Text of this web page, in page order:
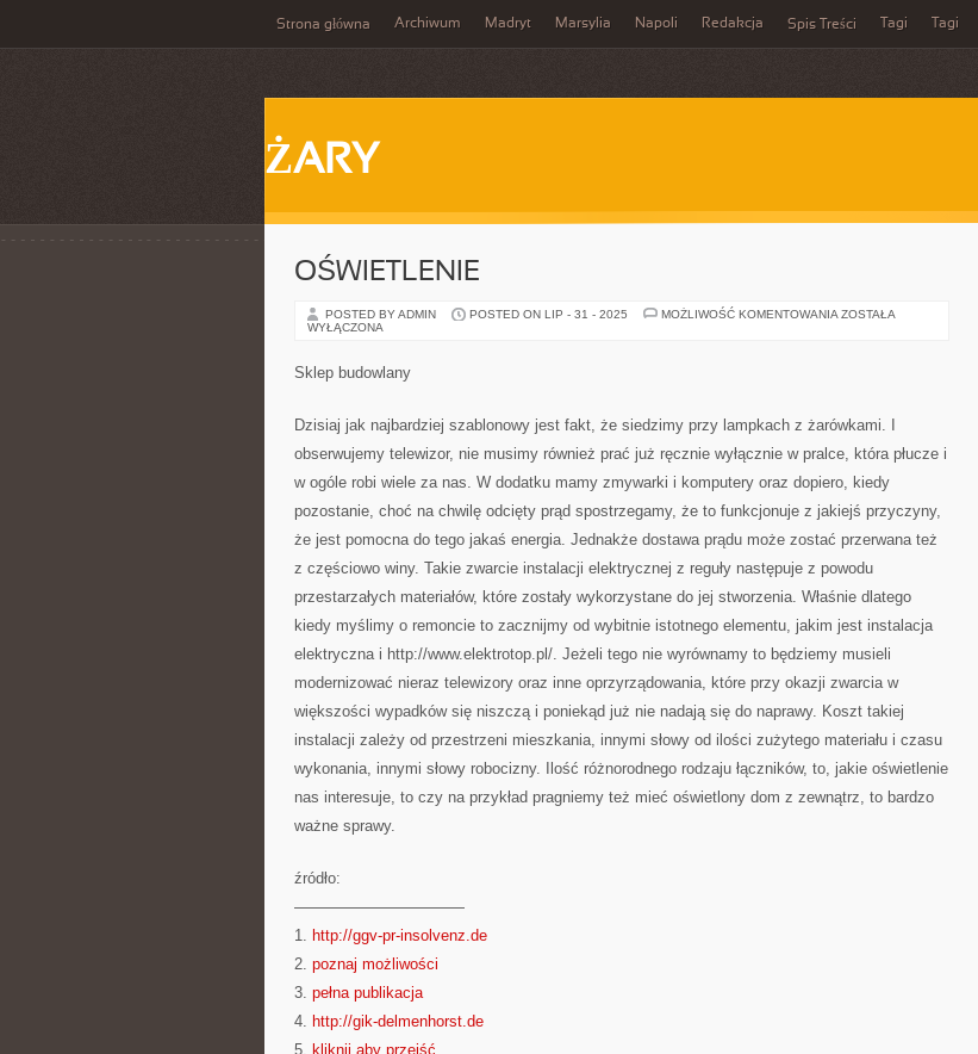
Strona główna Archiwum Madryt Marsylia Napoli Redakcja Spis Treści Tagi Tagi
ŻARY
OŚWIETLENIE
POSTED BY ADMIN POSTED ON LIP - 31 - 2025 MOŻLIWOŚĆ KOMENTOWANIA OŚWIETLENIE
ZOSTAŁA
WYŁĄCZONA
Sklep budowlany
Dzisiaj jak najbardziej szablonowy jest fakt, że siedzimy przy lampkach z żarówkami. I
obserwujemy telewizor, nie musimy również prać już ręcznie wyłącznie w pralce, która płucze i
w ogóle robi wiele za nas. W dodatku mamy zmywarki i komputery oraz dopiero, kiedy
pozostanie, choć na chwilę odcięty prąd spostrzegamy, że to funkcjonuje z jakiejś przyczyny,
że jest pomocna do tego jakaś energia. Jednakże dostawa prądu może zostać przerwana też
z częściowo winy. Takie zwarcie instalacji elektrycznej z reguły następuje z powodu
przestarzałych materiałów, które zostały wykorzystane do jej stworzenia. Właśnie dlatego
kiedy myślimy o remoncie to zacznijmy od wybitnie istotnego elementu, jakim jest instalacja
elektryczna i http://www.elektrotop.pl/. Jeżeli tego nie wyrównamy to będziemy musieli
modernizować nieraz telewizory oraz inne oprzyrządowania, które przy okazji zwarcia w
większości wypadków się niszczą i poniekąd już nie nadają się do naprawy. Koszt takiej
instalacji zależy od przestrzeni mieszkania, innymi słowy od ilości zużytego materiału i czasu
wykonania, innymi słowy robocizny. Ilość różnorodnego rodzaju łączników, to, jakie oświetlenie
nas interesuje, to czy na przykład pragniemy też mieć oświetlony dom z zewnątrz, to bardzo
ważne sprawy.
źródło:
———————————
1. http://ggv-pr-insolvenz.de
2. poznaj możliwości
3. pełna publikacja
4. http://gik-delmenhorst.de
5. kliknij aby przejść